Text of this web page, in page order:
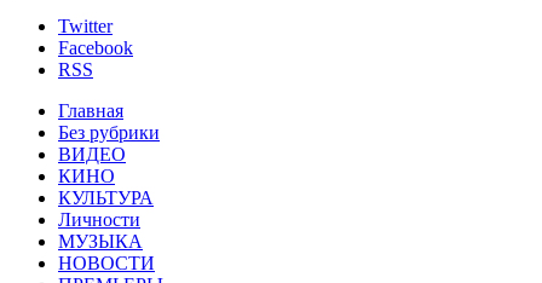
Twitter
Facebook
RSS
Главная
Без рубрики
ВИДЕО
КИНО
КУЛЬТУРА
Личности
МУЗЫКА
НОВОСТИ